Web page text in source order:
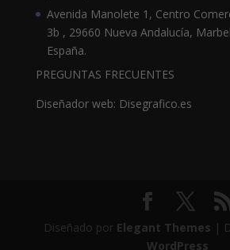
Avenida Manolete 1, Centro
3b , 29660 Nueva Andalucía,
España.
PREGUNTAS FRECUENTES
Diseñador web: Disegrafico.es
Diseñado por Elegant Themes |
WordPress